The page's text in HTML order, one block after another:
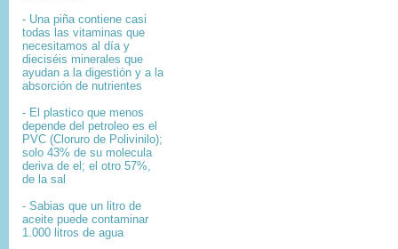
- Una piña contiene casi
todas las vitaminas que
necesitamos al día y
dieciséis minerales que
ayudan a la digestión y a la
absorción de nutrientes
- El plastico que menos
depende del petroleo es el
PVC (Cloruro de Polivinilo);
solo 43% de su molecula
deriva de el; el otro 57%,
de la sal
- Sabias que un litro de
aceite puede contaminar
1.000 litros de agua